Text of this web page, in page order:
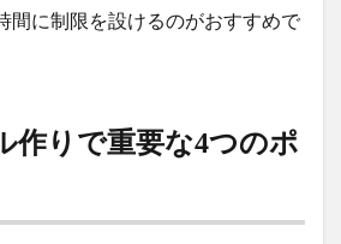
間に制限を設けるのがおすすめで
作りで重要な4つのポ